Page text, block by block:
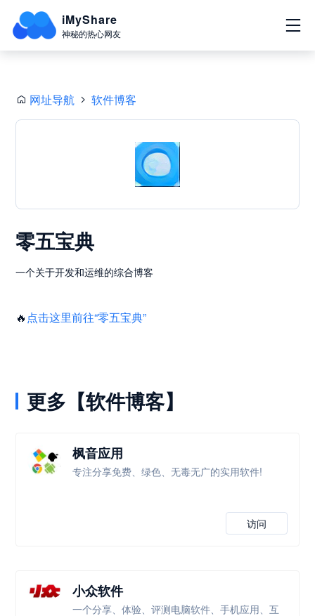
iMyShare
神秘的热心网友
网址导航 软件博客
零五宝典
一个关于开发和运维的综合博客
🔥 点击这里前往“零五宝典”
更多【软件博客】
枫音应用
专注分享免费、绿色、无毒无广的实用软件!
访问
小众软件
一个分享、体验、评测电脑软件、手机应用、互